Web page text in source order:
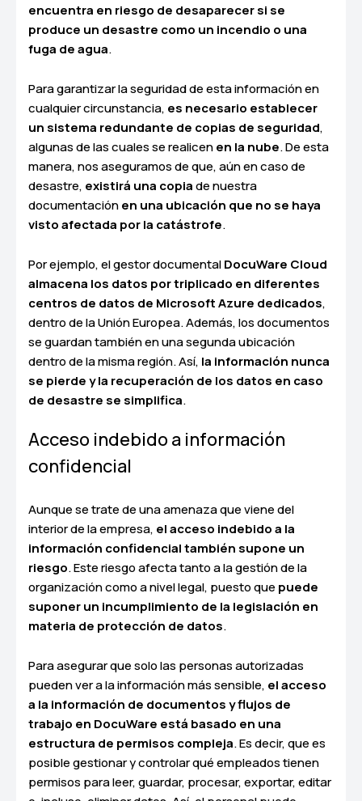
encuentra en riesgo de desaparecer si se
produce un desastre como un incendio o una
fuga de agua.
Para garantizar la seguridad de esta información en
cualquier circunstancia, es necesario establecer
un sistema redundante de copias de seguridad,
algunas de las cuales se realicenen la nube. De esta
manera, nos aseguramos de que, aún en caso de
desastre, existirá una copiade nuestra
documentaciónen una ubicación que no se haya
visto afectada por la catástrofe.
Por ejemplo, el gestor documentalDocuWare Cloud
almacena los datos por triplicado en diferentes
centros de datos de Microsoft Azure dedicados,
dentro de la Unión Europea. Además, los documentos
se guardan también en una segunda ubicación
dentro de la misma región. Así, la información nunca
se pierde y la recuperación de los datos en caso
de desastre se simplifica.
Acceso indebido a información
confidencial
Aunque se trate de una amenaza que viene del
interior de la empresa, el acceso indebido a la
información confidencial también supone un
riesgo. Este riesgo afecta tanto a la gestión de la
organización como a nivel legal, puesto que puede
suponer un incumplimiento de la legislación en
materia de protección de datos.
Para asegurar que solo las personas autorizadas
pueden ver a la información más sensible, el acceso
a la información de documentos y flujos de
trabajo en DocuWare está basado en una
estructura de permisos compleja. Es decir, que es
posible gestionar y controlar qué empleados tienen
permisos para leer, guardar, procesar, exportar, editar